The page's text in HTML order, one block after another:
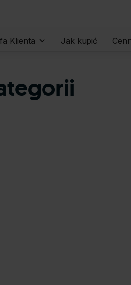
Klienta Jak kupić